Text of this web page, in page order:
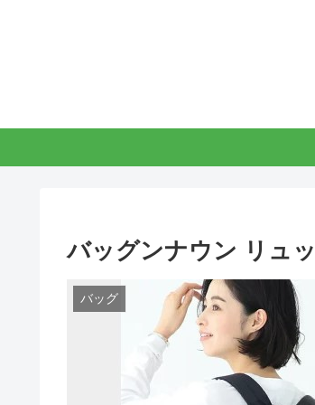
バッグンナウン リュ
バッグ